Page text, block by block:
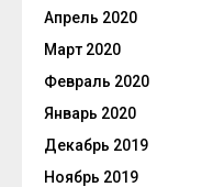
Апрель 2020
Март 2020
Февраль 2020
Январь 2020
Декабрь 2019
Ноябрь 2019